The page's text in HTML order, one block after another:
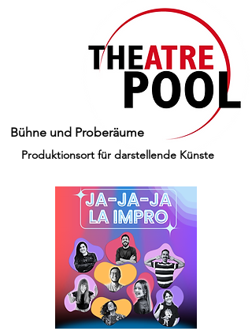
Produktionsort für darstellende Künste
Bühne und Proberäume